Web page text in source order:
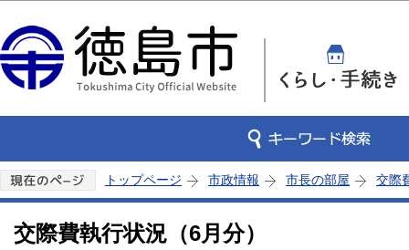
トップページ 市政情報 市長の部屋 交際
交際費執行状況（6月分）